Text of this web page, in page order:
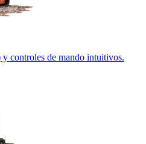
controles de mando intuitivos.